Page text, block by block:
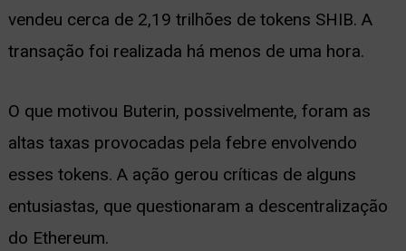
vendeu cerca de 2,19 trilhões de tokens SHIB. A
transação foi realizada há menos de uma hora.
O que motivou Buterin, possivelmente, foram as
altas taxas provocadas pela febre envolvendo
esses tokens. A ação gerou críticas de alguns
entusiastas, que questionaram a descentralização
do Ethereum.